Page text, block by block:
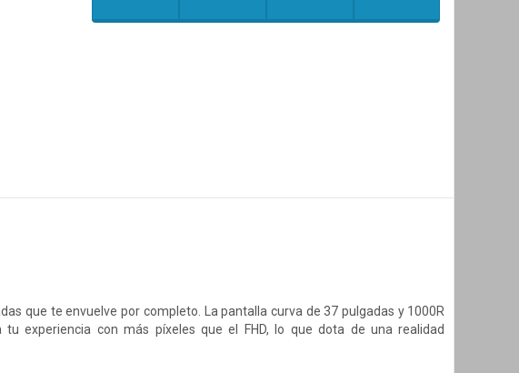
que te envuelve por completo. La pantalla curva de 37 pulgadas y 1000R
experiencia con más píxeles que el FHD, lo que dota de una realidad